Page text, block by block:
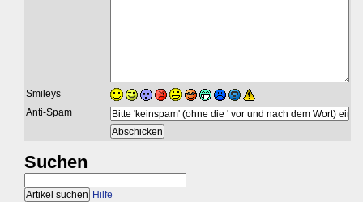
Smileys
Anti-Spam
Suchen
Hilfe